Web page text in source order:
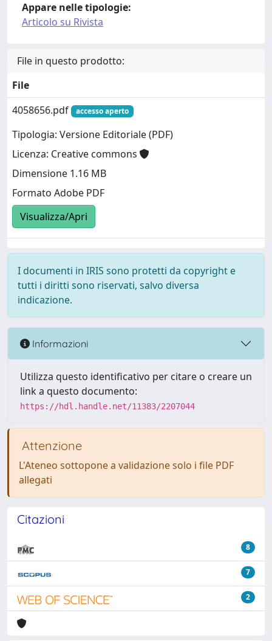
Appare nelle tipologie:
Articolo su Rivista
File in questo prodotto:
File
4058656.pdf
accesso aperto
Tipologia: Versione Editoriale (PDF)
Licenza: Creative commons
Dimensione 1.16 MB
Formato Adobe PDF
Visualizza/Apri
I documenti in IRIS sono protetti da copyright e
tutti i diritti sono riservati, salvo diversa
indicazione.
Informazioni
Utilizza questo identificativo per citare o creare un
link a questo documento:
https://hdl.handle.net/11383/2207044
Attenzione
L'Ateneo sottopone a validazione solo i file PDF
allegati
Citazioni
8
7
2